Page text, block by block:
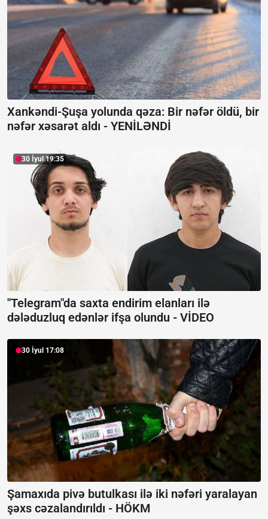
Xankəndi-Şuşa yolunda qəza: Bir nəfər öldü, bir
nəfər xəsarət aldı - YENİLƏNDİ
30 İyul 19:35
"Telegram"da saxta endirim elanları ilə
dələduzluq edənlər ifşa olundu - VİDEO
30 İyul 17:08
Şamaxıda pivə butulkası ilə iki nəfəri yaralayan
şəxs cəzalandırıldı - HÖKM